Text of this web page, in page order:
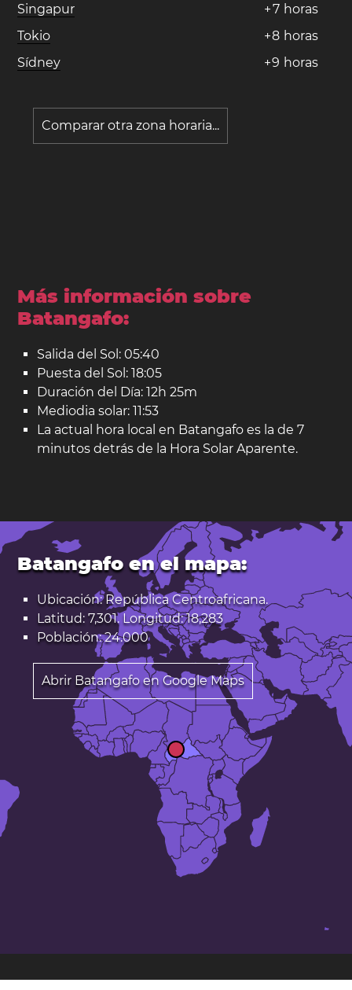
Singapur
+7 horas
Tokio
+8 horas
Sídney
+9 horas
Comparar otra zona horaria...
Más información sobre
Batangafo:
Salida del Sol: 05:40
Puesta del Sol: 18:05
Duración del Día: 12h 25m
Mediodia solar: 11:53
La actual hora local en Batangafo es la de 7
minutos detrás de la Hora Solar Aparente.
Batangafo en el mapa:
Ubicación: República Centroafricana.
Latitud: 7,301. Longitud: 18,283
Población: 24.000
Abrir Batangafo en Google Maps